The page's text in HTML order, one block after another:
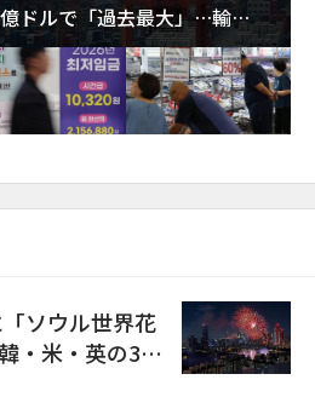
ドルで「過去最大」…輸出
ソウル世界花
・米・英の3カ